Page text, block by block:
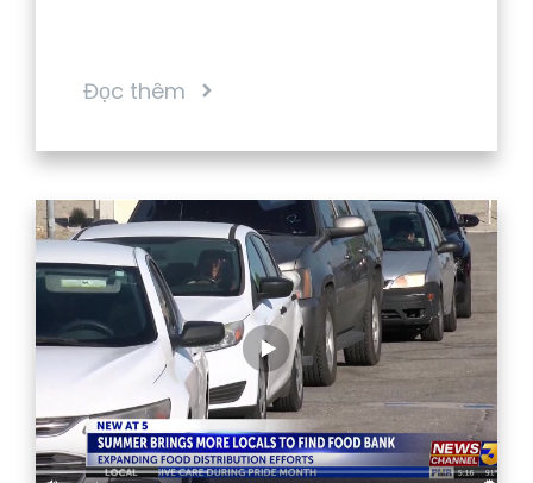
Đọc thêm